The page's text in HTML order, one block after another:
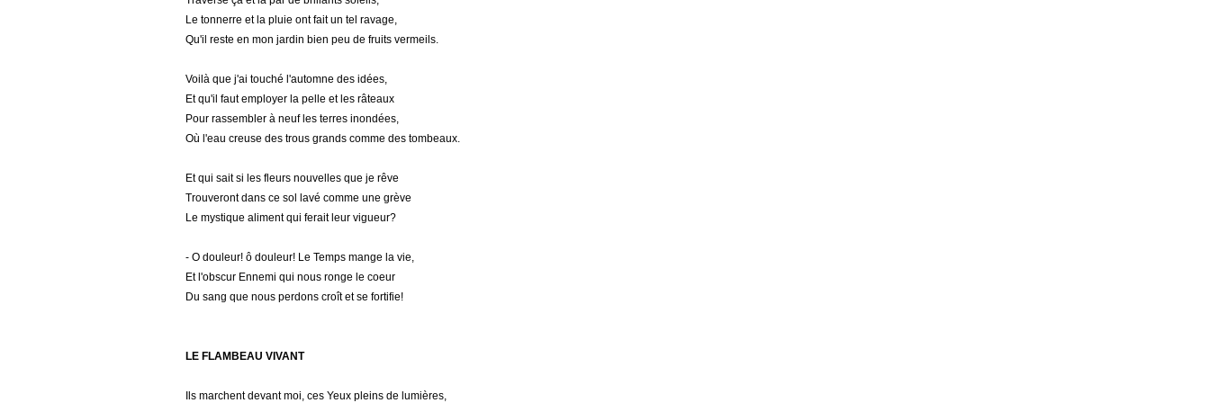
Le tonnerre et la pluie ont fait un tel ravage,
Qu'il reste en mon jardin bien peu de fruits vermeils.
Voilà que j'ai touché l'automne des idées,
Et qu'il faut employer la pelle et les râteaux
Pour rassembler à neuf les terres inondées,
Où l'eau creuse des trous grands comme des tombeaux.
Et qui sait si les fleurs nouvelles que je rêve
Trouveront dans ce sol lavé comme une grève
Le mystique aliment qui ferait leur vigueur?
- O douleur! ô douleur! Le Temps mange la vie,
Et l'obscur Ennemi qui nous ronge le coeur
Du sang que nous perdons croît et se fortifie!
LE FLAMBEAU VIVANT
Ils marchent devant moi, ces Yeux pleins de lumières,